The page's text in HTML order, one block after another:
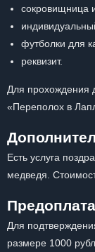
сокровищница
футболки для
реквизит.
Для прохождения
«Переполох в
Есть услуга
медведя.
Предоплата
Для
размере 1000